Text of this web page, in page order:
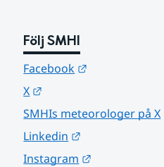
Följ SMHI
Facebook
X
SMHIs meteorologer på X
Linkedin
Instagram